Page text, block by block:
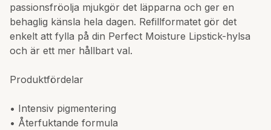
passionsfröolja mjukgör det läpparna och ger en
behaglig känsla hela dagen. Refillformatet gör det
enkelt att fylla på din Perfect Moisture Lipstick-hylsa
och är ett mer hållbart val.
Produktfördelar
• Intensiv pigmentering
• Återfuktande formula